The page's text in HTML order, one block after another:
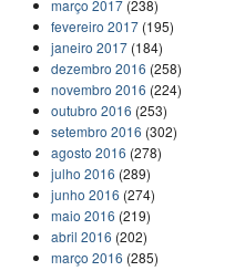
março 2017 (238)
fevereiro 2017 (195)
janeiro 2017 (184)
dezembro 2016 (258)
novembro 2016 (224)
outubro 2016 (253)
setembro 2016 (302)
agosto 2016 (278)
julho 2016 (289)
junho 2016 (274)
maio 2016 (219)
abril 2016 (202)
março 2016 (285)